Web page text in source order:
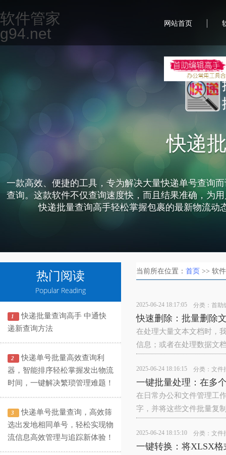
快递
一款高效、便捷的工具，专为解决大量快递单号查询
查询。这款软件不仅查询速度快，而且结果准确，为
快递批量查询高手轻松掌握包裹的最新物流
软件管家
g94.net
网站首页 |
热门阅读
Popular Reading
1
快递批量查询高手 中通快
递新查询方法
2
快递单号批量高效查询利
器，智能排序轻松掌握发出物流
时间，一键解决繁琐管理难题！
3
快递单号批量查询，高效筛
选出发地相同单号，轻松实现物
流信息高效管理与追踪新体验！
当前所在位置： 首页 >> 软
2025-06-24 18:17:05 分类： 首助
快速删除：批量删除
在处理大量文本文档时，
信息；或者在处理数据文
2025-06-24 18:16:15 分类： 文件
一键批量处理：在多
在日常办公和文件管理工
字，并将这些文件批量复
2025-06-24 18:15:10 分类： 文件
一键转换：将XLSX